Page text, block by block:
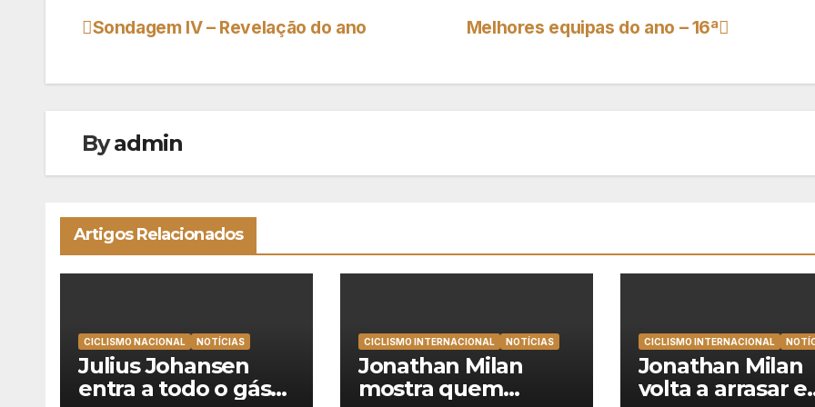
Navegação
Melhores equipas do ano – 16ª
Sondagem IV – Revelação do ano
Byadmin
Artigos Relacionados
CICLISMO NACIONAL NOTÍCIAS
Julius Johansen
entra a todo o gás
CICLISMO INTERNACIONAL NOTÍCIAS
Jonathan Milan
mostra quem
CICLISMO INTERNACIONAL
Jonathan Milan
volta a arrasar e